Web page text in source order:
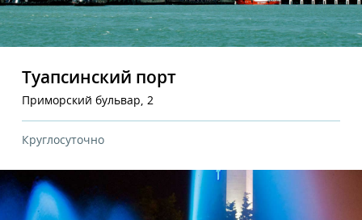
Туапсинский порт
Приморский бульвар, 2
Круглосуточно